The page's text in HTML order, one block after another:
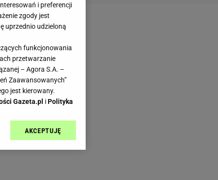
i preferencji
zgody jest
uprzednio udzieloną
funkcjonowania
przetwarzanie
– Agora S.A. –
Zaawansowanych”
jest kierowany.
Gazeta.pl iPolityka
sp. z o.o., jej
AKCEPTUJĘ